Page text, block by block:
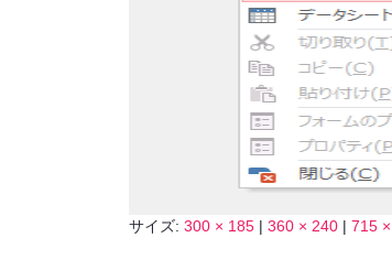
サイズ: 300 × 185 | 360 × 240 | 715